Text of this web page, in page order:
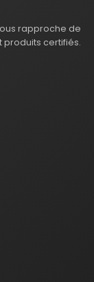
rapproche de
produits certifiés.